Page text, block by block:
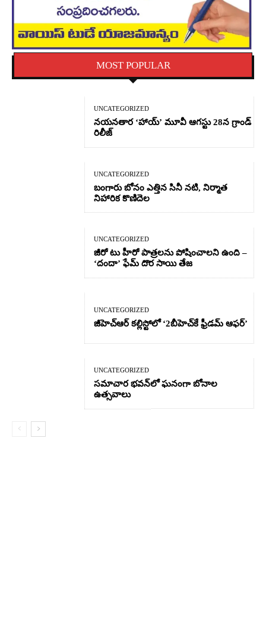
MOST POPULAR
UNCATEGORIZED
నయనతార ‘హాయ్’ మూవీ ఆగస్టు 28న గ్రాండ్
రిలీజ్
UNCATEGORIZED
బంగారు బోనం ఎత్తిన సినీ నటి, నిర్మాత
నిహారిక కొణిదెల
UNCATEGORIZED
జీరో టు హీరో పాత్రలను పోషించాలని ఉంది –
‘దందా’ ఫేమ్ దొర సాయి తేజ
UNCATEGORIZED
జీహెచ్ఆర్‌ కల్లిస్టోలో ‘2బీహెచ్‌కే ఫ్రీడమ్ ఆఫర్’
UNCATEGORIZED
సమాచార భవన్‌లో ఘనంగా బోనాల
ఉత్సవాలు